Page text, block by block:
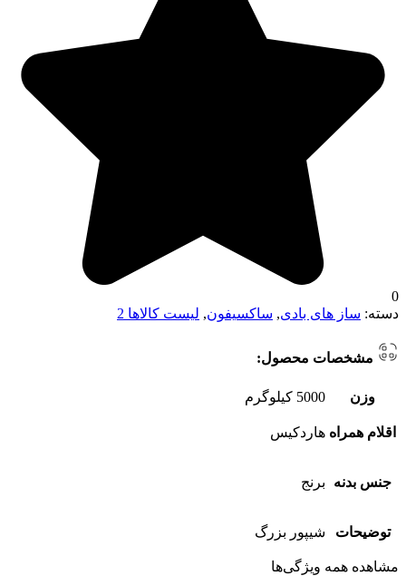
0
دسته: ساز های بادی, ساکسیفون, لیست کالاها 2
مشخصات محصول:
وزن 5000 کیلوگرم
اقلام همراه هاردکیس
جنس بدنه برنج
توضیحات شیپور بزرگ
مشاهده همه ویژگی‌ها